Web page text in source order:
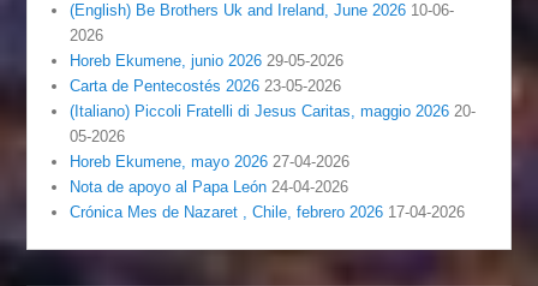
(English) Be Brothers Uk and Ireland, June 2026 10-06-
2026
Horeb Ekumene, junio 2026 29-05-2026
Carta de Pentecostés 2026 23-05-2026
(Italiano) Piccoli Fratelli di Jesus Caritas, maggio 2026 20-
05-2026
Horeb Ekumene, mayo 2026 27-04-2026
Nota de apoyo al Papa León 24-04-2026
Crónica Mes de Nazaret , Chile, febrero 2026 17-04-2026